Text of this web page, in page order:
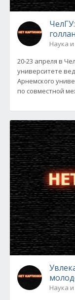
Наука
20-23 апреля в
университете
Арнемского
по совместной
Наука